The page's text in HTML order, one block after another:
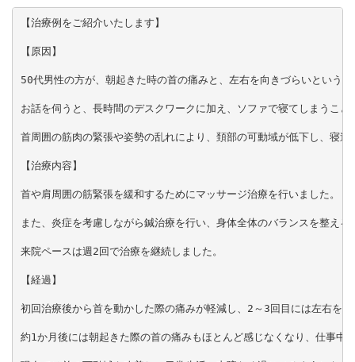
【治療例をご紹介いたします】
【原因】
50代男性の方が、朝起きた時の首の痛みと、左右を向きづらいという
お話を伺うと、長時間のデスクワークに加え、ソファで寝てしまうこ
首周囲の筋肉の緊張や姿勢の乱れにより、頚部の可動域が低下し、寝
【治療内容】
首や肩周囲の筋緊張を緩和するためにマッサージ治療を行いました。
また、炎症を考慮しながら鍼治療を行い、身体全体のバランスを整え
来院ペースは週2回で治療を継続しました。
【経過】
初回治療後から首を動かした際の痛みが軽減し、2～3回目には左右を
約1か月後には朝起きた際の首の痛みもほとんど感じなくなり、仕事中